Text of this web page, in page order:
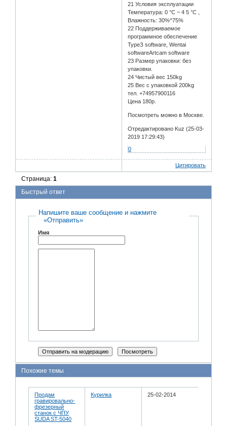
21 Условия эксплуатации
Температура: 0 °C ~ 4 5 °C ,
Влажность: 30%^75%
22 Поддерживаемое
программное обеспечение
ТуреЗ software, Wentai
softwareArtcam software
23 Размер упаковки: без
упаковки.
24 Чистый вес 150kg
25 Вес с упаковкой 200kg
тел. +74957900116
Цена 180р.
Посмотреть можно в Москве.
Отредактировано Kuz (25-03-
2019 17:29:43)
0
Цитировать
Страница:1
Быстрый ответ
Напишите ваше сообщение и нажмите
«Отправить»
Имя
Похожие темы
Продам
гравировально-
фрезерный
станок с ЧПУ
SUDA ST-5040
Курилка 25-02-2014